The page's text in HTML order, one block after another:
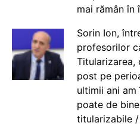
mai rămân în
Sorin Ion,
profesorilor
Titularizarea,
post pe
ultimii ani
poate de
titularizabile